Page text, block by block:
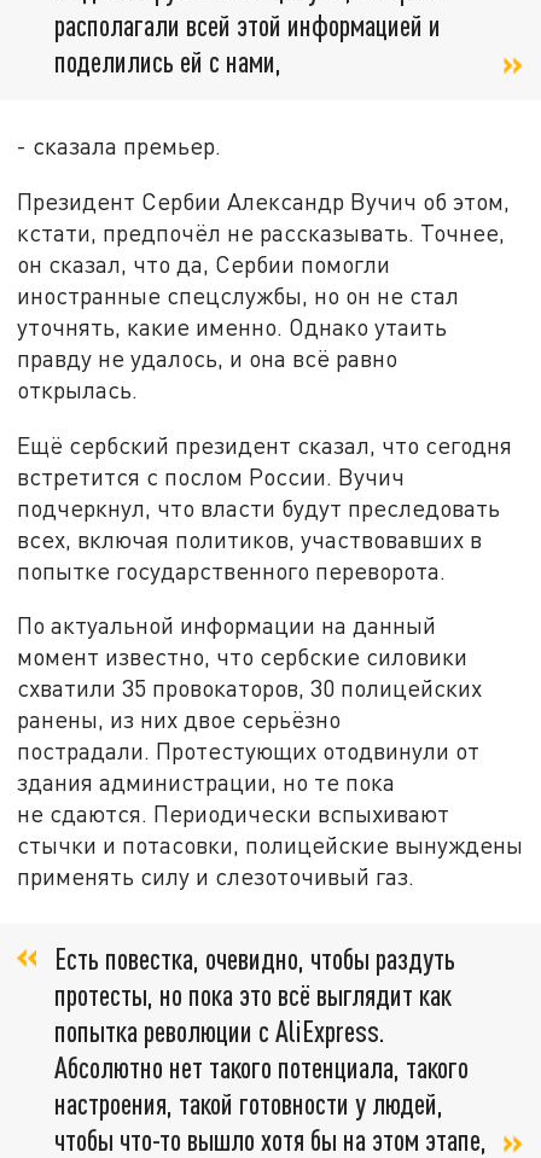
располагали всей этой информацией и
поделились ей с нами,
- сказала премьер.
Президент Сербии Александр Вучич об этом,
кстати, предпочёл не рассказывать. Точнее,
он сказал, что да, Сербии помогли
иностранные спецслужбы, но он не стал
уточнять, какие именно. Однако утаить
правду не удалось, и она всё равно
открылась.
Ещё сербский президент сказал, что сегодня
встретится с послом России. Вучич
подчеркнул, что власти будут преследовать
всех, включая политиков, участвовавших в
попытке государственного переворота.
По актуальной информации на данный
момент известно, что сербские силовики
схватили 35 провокаторов, 30 полицейских
ранены, из них двое серьёзно
пострадали. Протестующих отодвинули от
здания администрации, но те пока
не сдаются. Периодически вспыхивают
стычки и потасовки, полицейские вынуждены
применять силу и слезоточивый газ.
Есть повестка, очевидно, чтобы раздуть
протесты, но пока это всё выглядит как
попытка революции с AliExpress.
Абсолютно нет такого потенциала, такого
настроения, такой готовности у людей,
чтобы что-то вышло хотя бы на этом этапе,